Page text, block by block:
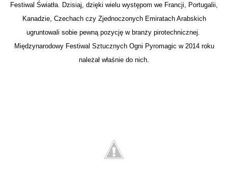
Festiwal Światła. Dzisiaj, dzięki wielu występom we Francji, Portugalii,
Kanadzie, Czechach czy Zjednoczonych Emiratach Arabskich
ugruntowali sobie pewną pozycję w branży pirotechnicznej.
Międzynarodowy Festiwal Sztucznych Ogni Pyromagic w 2014 roku
należał właśnie do nich.